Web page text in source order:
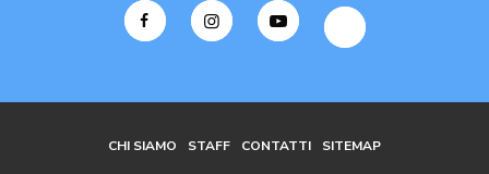
CHI SIAMO STAFF CONTATTI SITEMAP